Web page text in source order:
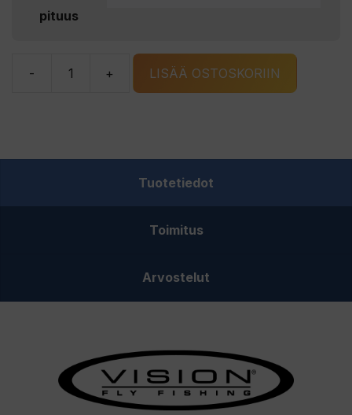
pituus
-
Vision
+ LISÄÄ OSTOSKORIIN
Tuotetiedot
Toimitus
Arvostelut